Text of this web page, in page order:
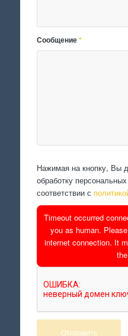
Сообщение*
Нажимая на кнопку, Вы
обработку
соответствии с
Timeout occurred
you as human.
internet connection. It